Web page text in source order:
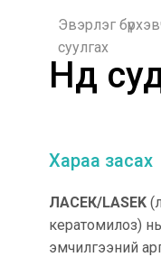
Нүд
Эвэрлэг
суулгах
ЛАСЕК/LASEK
кератомилоз)
эмчилгээний
Хараа засах